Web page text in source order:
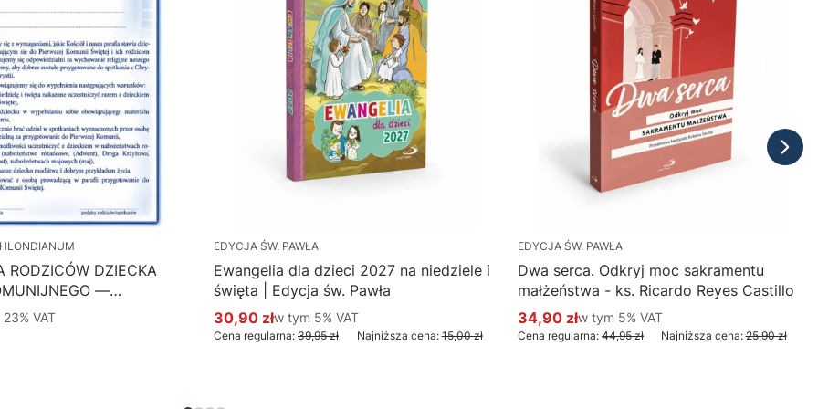
RODZICÓW DZIECKA
—
Hlondianum - druk
50 szt.
VAT
23% VAT
EDYCJA ŚW. PAWŁA
Ewangelia dla dzieci 2027 na niedziele i
święta | Edycja św. Pawła
Cena promocyjna brutto
30,90 złw tym %s VAT
w tym 5% VAT
Cena regularna: 39,95 zł Najniższa cena: 15,00 zł
EDYCJA ŚW. PAWŁA
Dwa serca. Odkryj moc sakramentu
małżeństwa - ks. Ricardo Reyes Castillo
Cena promocyjna brutto
34,90 złw tym %s VAT
w tym 5% VAT
Cena regularna: 44,95 zł Najniższa cena: 25,90 zł